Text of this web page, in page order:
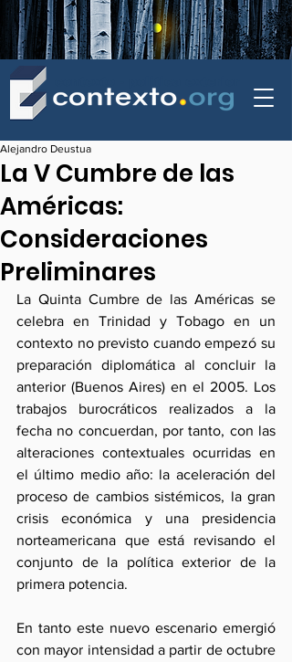
La V Cumbre de las
Américas:
Consideraciones
Preliminares
Alejandro Deustua
La Quinta Cumbre de las Américas se
celebra en Trinidad y Tobago en un
contexto no previsto cuando empezó su
preparación diplomática al concluir la
anterior (Buenos Aires) en el 2005. Los
trabajos burocráticos realizados a la
fecha no concuerdan, por tanto, con las
alteraciones contextuales ocurridas en
el último medio año: la aceleración del
proceso de cambios sistémicos, la gran
crisis económica y una presidencia
norteamericana que está revisando el
conjunto de la política exterior de la
primera potencia.
En tanto este nuevo escenario emergió
con mayor intensidad a partir de octubre